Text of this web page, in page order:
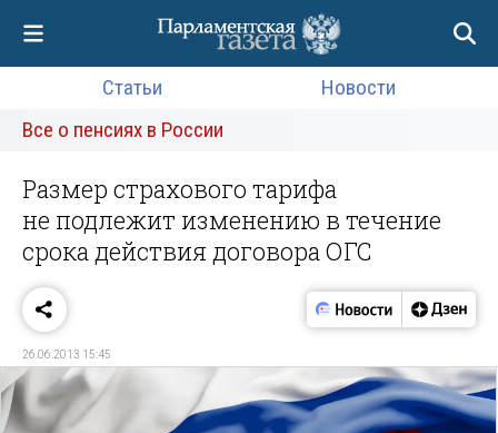
Статьи
Новости
Все о пенсиях в России
Размер страхового тарифа
не подлежит изменению в течение
срока действия договора ОГС
26.06.2013 15:45